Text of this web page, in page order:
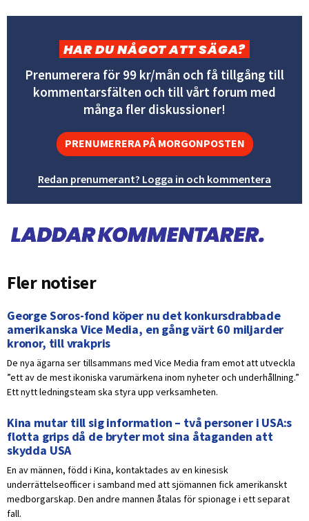
HAR DU NÅGOT ATT SÄGA?
Prenumerera för 99 kr/mån och få tillgång till
kommentarsfälten och till vårt forum med
många fler diskussioner!
PRENUMERERA PÅ MORGONPOSTEN
Redan prenumerant? Logga in och kommentera
Fler notiser
George Soros-fond köper nu det konkursdrabbade
amerikanska Vice Media, en gång värt 60 miljarder
kronor, till vrakpris
De nya ägarna ser tillsammans med Vice Media fram emot att utveckla
”ett av de mest ikoniska varumärkena inom nyheter och underhållning.”
Ett nytt ledningsteam ska styra upp verksamheten.
Kina mutar till sig information – två personer i USA:s
flotta grips då de bryter mot sina åtaganden att
skydda USA
En av männen, född i Kina, kontaktades av en kinesisk
underrättelseofficer i samband med att sjömannen fick amerikanskt
medborgarskap. Den andre mannen åtalas för spionage i ett separat
fall.